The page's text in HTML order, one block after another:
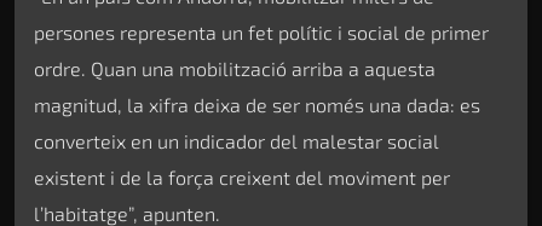
persones representa un fet polític i social de primer
ordre. Quan una mobilització arriba a aquesta
magnitud, la xifra deixa de ser només una dada: es
converteix en un indicador del malestar social
existent i de la força creixent del moviment per
l’habitatge”, apunten.